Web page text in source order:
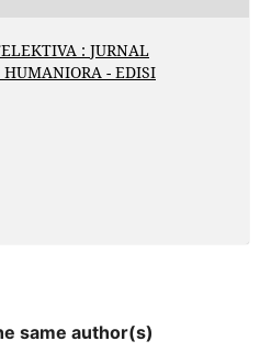
: JURNAL
- EDISI
same author(s)